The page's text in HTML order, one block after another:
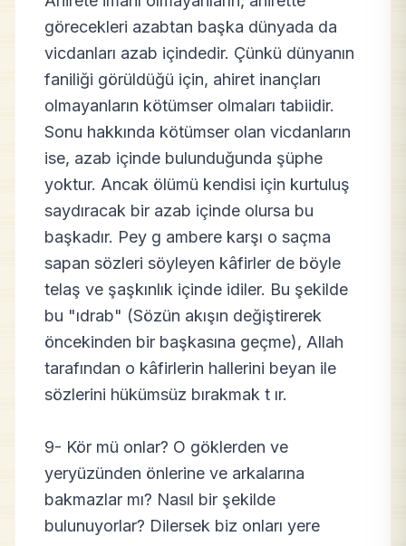
görecekleri azabtan başka dünyada da
vicdanları azab içindedir. Çünkü dünyanın
faniliği görüldüğü için, ahiret inançları
olmayanların kötümser olmaları tabiidir.
Sonu hakkında kötümser olan vicdanların
ise, azab içinde bulunduğunda şüphe
yoktur. Ancak ölümü kendisi için kurtuluş
saydıracak bir azab içinde olursa bu
başkadır. Pey g ambere karşı o saçma
sapan sözleri söyleyen kâfirler de böyle
telaş ve şaşkınlık içinde idiler. Bu şekilde
bu "ıdrab" (Sözün akışın değiştirerek
öncekinden bir başkasına geçme), Allah
tarafından o kâfirlerin hallerini beyan ile
sözlerini hükümsüz bırakmak t ır.
9- Kör mü onlar? O göklerden ve
yeryüzünden önlerine ve arkalarına
bakmazlar mı? Nasıl bir şekilde
bulunuyorlar? Dilersek biz onları yere